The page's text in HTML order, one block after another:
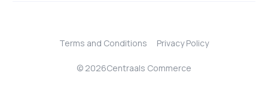
© 2026Centraals Commerce
Terms and Conditions Privacy Policy
Login